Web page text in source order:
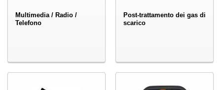
Multimedia / Radio /
Telefono
Post-trattamento dei gas di
scarico